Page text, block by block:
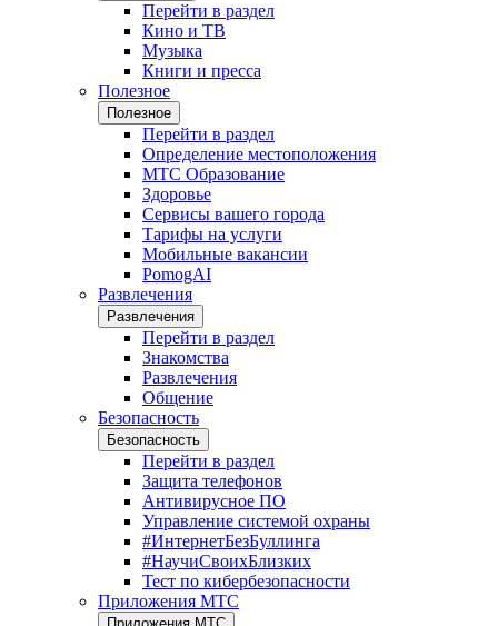
Перейти в раздел
Кино и ТВ
Музыка
Книги и пресса
Полезное
Полезное
Перейти в раздел
Определение местоположения
МТС Образование
Здоровье
Сервисы вашего города
Тарифы на услуги
Мобильные вакансии
PomogAI
Развлечения
Развлечения
Перейти в раздел
Знакомства
Развлечения
Общение
Безопасность
Безопасность
Перейти в раздел
Защита телефонов
Антивирусное ПО
Управление системой охраны
#ИнтернетБезБуллинга
#НаучиСвоихБлизких
Тест по кибербезопасности
Приложения МТС